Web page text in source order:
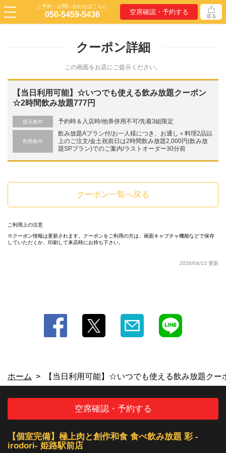
ご予約・お問い合わせはこちら
050-5459-5436 空席確認・予約する 送る
クーポン詳細
この画面をお店にご提示ください。
【当日利用可能】☆いつでも使える飲み放題クーポン
☆2時間飲み放題777円
提示条件 予約時＆入店時/他券併用不可/先着3組限定
利用条件
飲み放題Aプラン付/お一人様につき、お通し＋料理2品以
上のご注文/金土祝前日は2時間飲み放題2,000円(飲み放
題SPプラン)でのご案内/ラストオーダー30分前
クーポン一覧へ戻る
ご利用上の注意
クーポン情報は更新されます。クーポンをご利用の方は、画面キャプチャ機能などで保存
していただくか、印刷して来店時にお持ち下さい。
2026/04/13 更新
https://irodorihimezi.owst.jp/coupons/155160275
ホーム 【当日利用可能】☆いつでも使える飲み放題ク
空席確認・予約する
【個室完備】極上肉と創作和食 食べ飲み放題 彩 -
irodori- 姫路駅前店